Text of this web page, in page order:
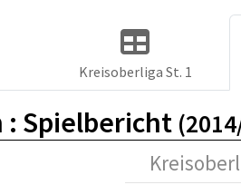
Kreisoberliga St. 1
: Spielbericht